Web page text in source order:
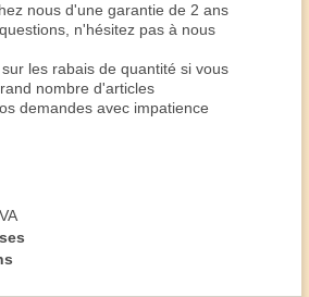
nous d'une garantie de 2 ans
n'hésitez pas à nous
les rabais de quantité si vous
nombre d'articles
demandes avec impatience